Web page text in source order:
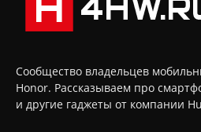
Сообщество владельцев
Honor. Рассказываем про
и другие гаджеты от компании